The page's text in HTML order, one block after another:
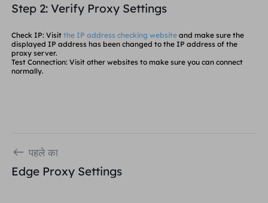
Step 2: Verify Proxy Settings
Check IP: Visitthe IP address checking website and make sure the
displayed IP address has been changed to the IP address of the
proxy server.
Test Connection: Visit other websites to make sure you can connect
normally.
पहले का
Edge Proxy Settings